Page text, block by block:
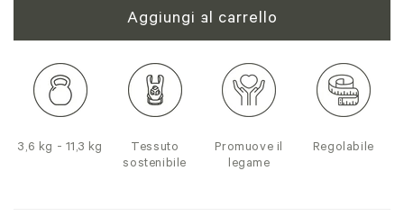
Aggiungi al carrello
3,6 kg - 11,3 kg
Tessuto
sostenibile
Promuove il
legame
Regolabile